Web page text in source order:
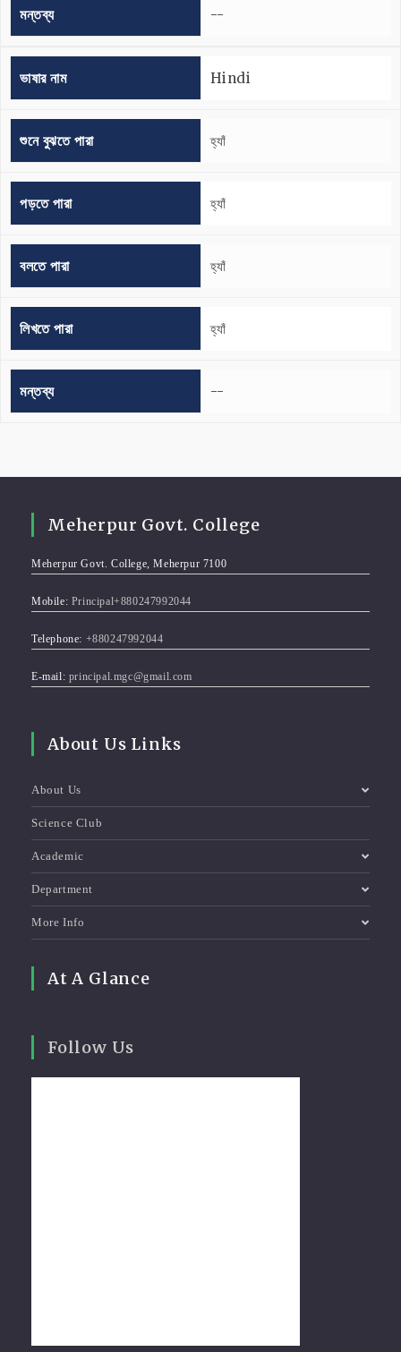
মন্তব্য --
ভাষার নাম Hindi
শুনে বুঝতে পারা হ্যাঁ
পড়তে পারা হ্যাঁ
বলতে পারা হ্যাঁ
লিখতে পারা হ্যাঁ
মন্তব্য --
Meherpur Govt. College
Meherpur Govt. College, Meherpur 7100
Mobile: Principal+880247992044
Telephone: +880247992044
E-mail: principal.mgc@gmail.com
About Us Links
About Us
Science Club
Academic
Department
More Info
At A Glance
Follow Us